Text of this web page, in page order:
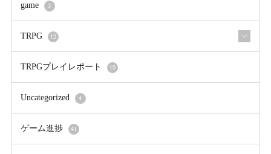
game 3
TRPG 12
TRPGプレイレポート 10
Uncategorized 4
ゲーム進捗 41